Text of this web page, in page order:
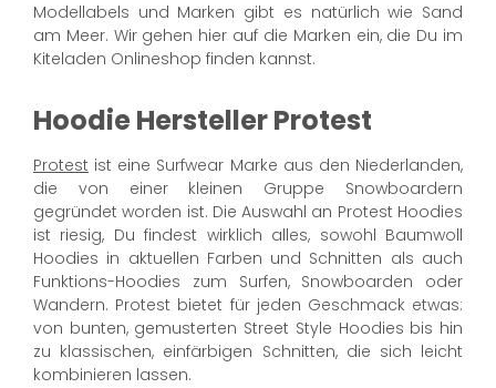
Modellabels und Marken gibt es natürlich wie Sand
am Meer. Wir gehen hier auf die Marken ein, die Du im
Kiteladen Onlineshop finden kannst.
Hoodie Hersteller Protest
Protest ist eine Surfwear Marke aus den Niederlanden,
die von einer kleinen Gruppe Snowboardern
gegründet worden ist. Die Auswahl an Protest Hoodies
ist riesig, Du findest wirklich alles, sowohl Baumwoll
Hoodies in aktuellen Farben und Schnitten als auch
Funktions-Hoodies zum Surfen, Snowboarden oder
Wandern. Protest bietet für jeden Geschmack etwas:
von bunten, gemusterten Street Style Hoodies bis hin
zu klassischen, einfärbigen Schnitten, die sich leicht
kombinieren lassen.